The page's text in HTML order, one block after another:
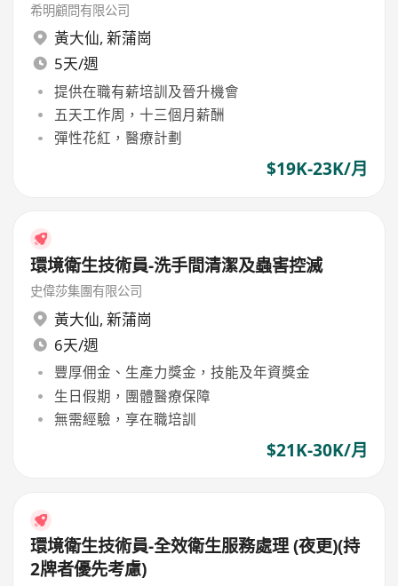
希明顧問有限公司
黃大仙, 新蒲崗
5天/週
提供在職有薪培訓及晉升機會
五天工作周，十三個月薪酬
彈性花紅，醫療計劃
$19K-23K/月
環境衛生技術員-洗手間清潔及蟲害控滅
史偉莎集團有限公司
黃大仙, 新蒲崗
6天/週
豐厚佣金、生產力獎金，技能及年資獎金
生日假期，團體醫療保障
無需經驗，享在職培訓
$21K-30K/月
環境衛生技術員-全效衛生服務處理 (夜更)(持
2牌者優先考慮)